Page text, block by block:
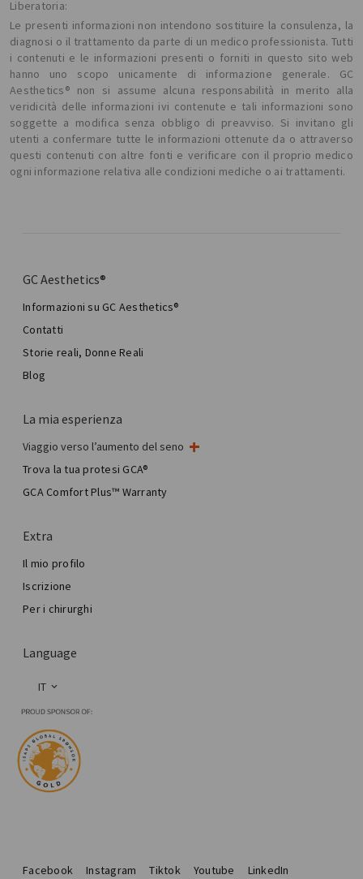
Liberatoria:
Le presenti informazioni non intendono sostituire la consulenza, la
diagnosi o il trattamento da parte di un medico professionista. Tutti
i contenuti e le informazioni presenti o forniti in questo sito web
hanno uno scopo unicamente di informazione generale. GC
Aesthetics® non si assume alcuna responsabilità in merito alla
veridicità delle informazioni ivi contenute e tali informazioni sono
soggette a modifica senza obbligo di preavviso. Si invitano gli
utenti a confermare tutte le informazioni ottenute da o attraverso
questi contenuti con altre fonti e verificare con il proprio medico
ogni informazione relativa alle condizioni mediche o ai trattamenti.
GC Aesthetics®
Informazioni su GC Aesthetics®
Contatti
Storie reali, Donne Reali
Blog
La mia esperienza
Viaggio verso l’aumento del seno
Il mio intervento al seno
Chirurgia mammaria estetica
Total Breast Reconstruction™
Trova la tua protesi GCA®
GCA Comfort Plus™ Warranty
Extra
Il mio profilo
Iscrizione
Per i chirurghi
Language
IT
Facebook Instagram Tiktok Youtube
LinkedIn